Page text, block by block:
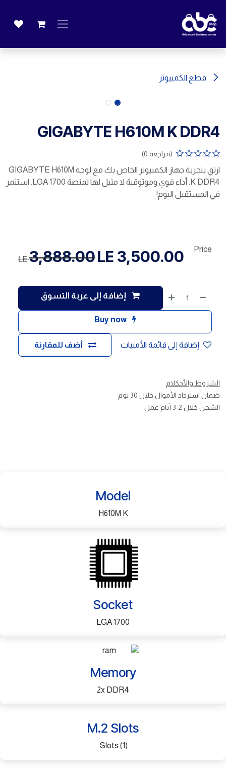
قطع الكمبيوتر
GIGABYTE H610M K DDR4
(مراجعة 0)
ارتقِ بتجربة جهاز الكمبيوتر الخاص بك مع لوحة GIGABYTE H610M
K DDR4. أداء قوي وموثوقية لا مثيل لها لمنصة LGA 1700. استثمر
في المستقبل اليوم!
إضافة إلى عربة التسوق
Buy now
أضف للمقارنة إضافة إلى قائمة الأمنيات
Price
3,500.00
3,888.00
LE
الشروط والأحكلام
ضمان استرداد الأموال خلال 30 يوم
الشحن خلال 2-3 أيام عمل
Model
H610M K
Socket
LGA 1700
Memory
2x DDR4
​M.2 Slots
(1) Slots